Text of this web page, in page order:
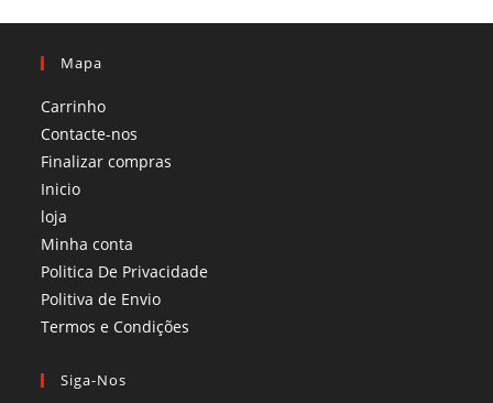
Mapa
Carrinho
Contacte-nos
Finalizar compras
Inicio
loja
Minha conta
Politica De Privacidade
Politiva de Envio
Termos e Condições​
Siga-Nos